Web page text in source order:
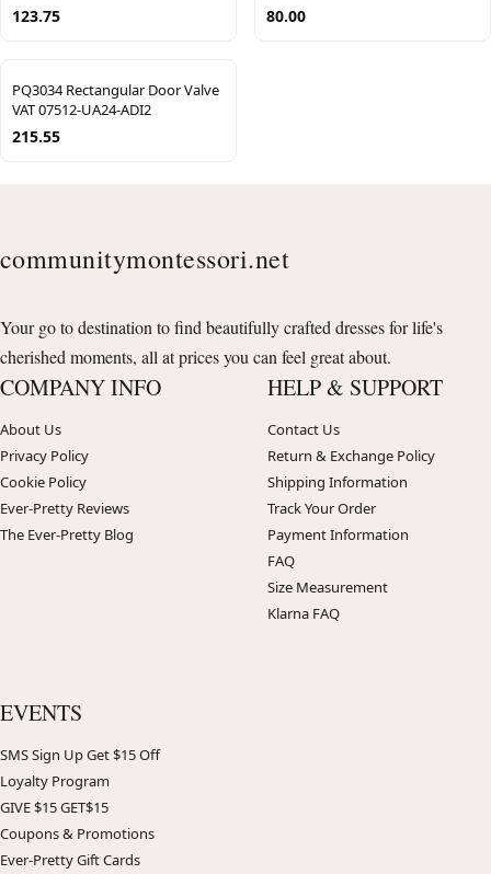
123.75 80.00
PQ3034 Rectangular Door Valve
VAT 07512-UA24-ADI2
215.55
communitymontessori.net
Your go to destination to find beautifully crafted dresses for life's
cherished moments, all at prices you can feel great about.
COMPANY INFO
About Us
Privacy Policy
Cookie Policy
Ever-Pretty Reviews
The Ever-Pretty Blog
HELP & SUPPORT
Contact Us
Return & Exchange Policy
Shipping Information
Track Your Order
Payment Information
FAQ
Size Measurement
Klarna FAQ
EVENTS
SMS Sign Up Get $15 Off
Loyalty Program
GIVE $15 GET$15
Coupons & Promotions
Ever-Pretty Gift Cards